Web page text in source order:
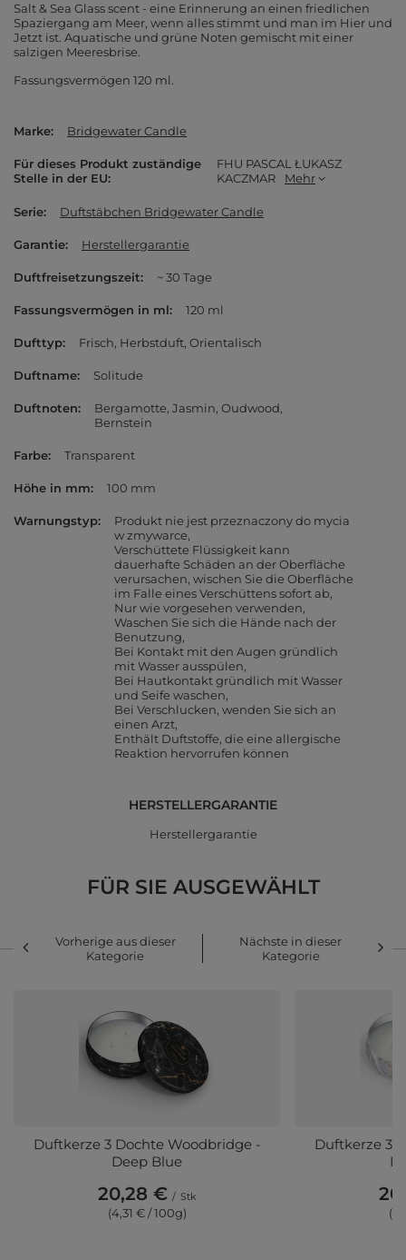
Salt & Sea Glass scent - eine Erinnerung an einen friedlichen
Spaziergang am Meer, wenn alles stimmt und man im Hier und
Jetzt ist. Aquatische und grüne Noten gemischt mit einer
salzigen Meeresbrise.
Fassungsvermögen 120 ml.
Marke Bridgewater Candle
Für dieses Produkt zuständige
Stelle in der EU
FHU PASCAL ŁUKASZ
KACZMAR
Mehr
Serie Duftstäbchen Bridgewater Candle
Garantie Herstellergarantie
Duftfreisetzungszeit ~ 30 Tage
Fassungsvermögen in ml 120 ml
Dufttyp Frisch Herbstduft Orientalisch
Duftname Solitude
Duftnoten Bergamotte Jasmin Oudwood
Bernstein
Farbe Transparent
Höhe in mm 100 mm
Warnungstyp
Produkt nie jest przeznaczony do mycia
w zmywarce
Verschüttete Flüssigkeit kann
dauerhafte Schäden an der Oberfläche
verursachen, wischen Sie die Oberfläche
im Falle eines Verschüttens sofort ab
Nur wie vorgesehen verwenden
Waschen Sie sich die Hände nach der
Benutzung
Bei Kontakt mit den Augen gründlich
mit Wasser ausspülen
Bei Hautkontakt gründlich mit Wasser
und Seife waschen
Bei Verschlucken, wenden Sie sich an
einen Arzt
Enthält Duftstoffe, die eine allergische
Reaktion hervorrufen können
HERSTELLERGARANTIE
Herstellergarantie
FÜR SIE AUSGEWÄHLT
Vorherige aus dieser
Kategorie
Nächste in dieser
Kategorie
Duftkerze 3 Dochte Woodbridge -
Deep Blue
20,28 € / Stk
(4,31 € / 100g)
Duftkerze 3